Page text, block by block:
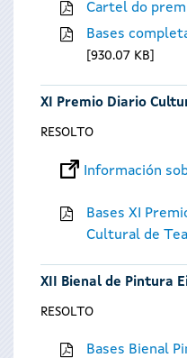
Cartel do
Bases
930.07 KB
XI Premio Diario
RESOLTO
Información
Bases XI
Cultural de
XII Bienal de Pintura
RESOLTO
Bases Bienal